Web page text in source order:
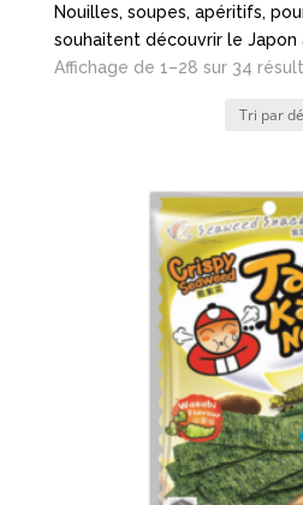
Nouilles, soupes, apéritifs,
souhaitent découvrir le Japon
Affichage de 1–28 sur 34